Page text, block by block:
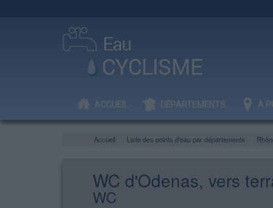
ACCUEIL DÉPARTEMENTS À
Accueil Liste des points d'eau par départements
WC d'Odenas, vers
WC